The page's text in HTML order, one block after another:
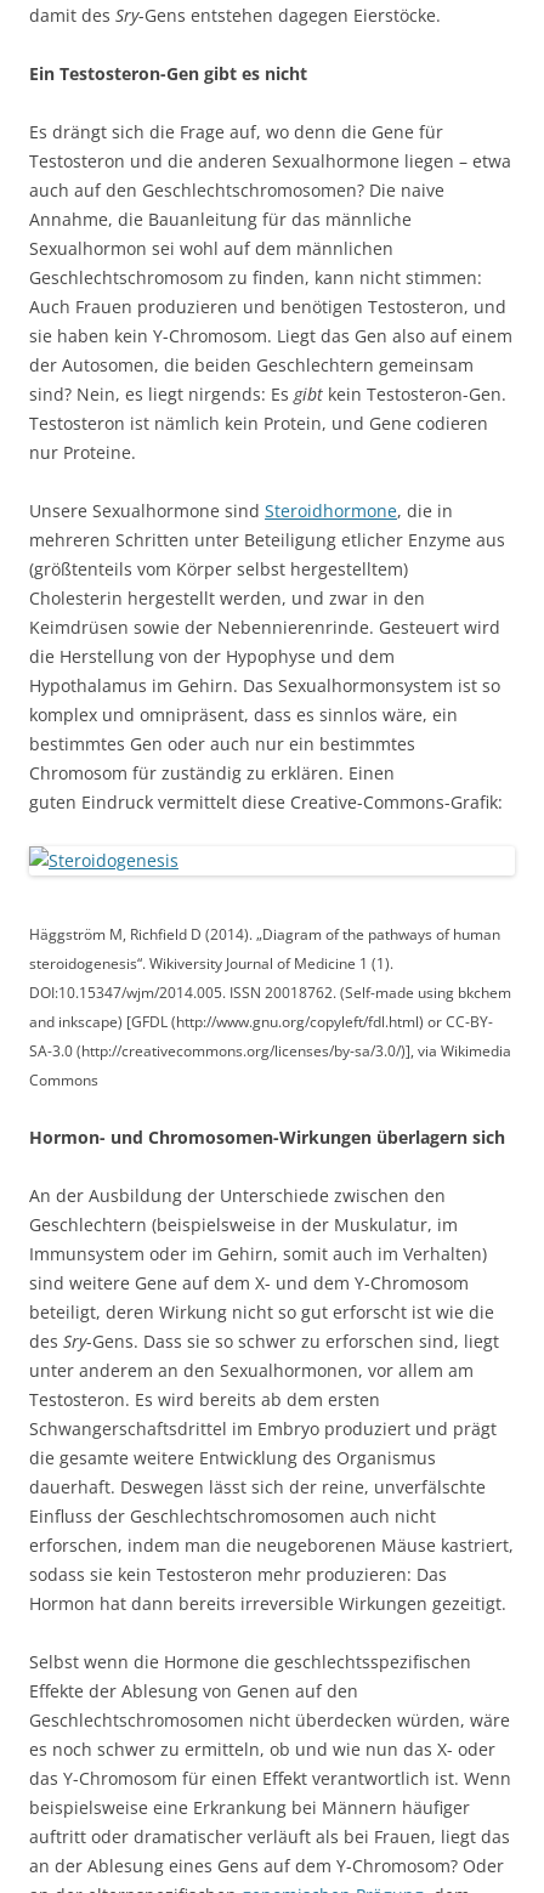
damit des Sry-Gens entstehen dagegen Eierstöcke.
Ein Testosteron-Gen gibt es nicht
Es drängt sich die Frage auf, wo denn die Gene für
Testosteron und die anderen Sexualhormone liegen – etwa
auch auf den Geschlechtschromosomen? Die naive
Annahme, die Bauanleitung für das männliche
Sexualhormon sei wohl auf dem männlichen
Geschlechtschromosom zu finden, kann nicht stimmen:
Auch Frauen produzieren und benötigen Testosteron, und
sie haben kein Y-Chromosom. Liegt das Gen also auf einem
der Autosomen, die beiden Geschlechtern gemeinsam
sind? Nein, es liegt nirgends: Es gibt kein Testosteron-Gen.
Testosteron ist nämlich kein Protein, und Gene codieren
nur Proteine.
Unsere Sexualhormone sind Steroidhormone, die in
mehreren Schritten unter Beteiligung etlicher Enzyme aus
(größtenteils vom Körper selbst hergestelltem)
Cholesterin hergestellt werden, und zwar in den
Keimdrüsen sowie der Nebennierenrinde. Gesteuert wird
die Herstellung von der Hypophyse und dem
Hypothalamus im Gehirn. Das Sexualhormonsystem ist so
komplex und omnipräsent, dass es sinnlos wäre, ein
bestimmtes Gen oder auch nur ein bestimmtes
Chromosom für zuständig zu erklären. Einen
guten Eindruck vermittelt diese Creative-Commons-Grafik:
Häggström M, Richfield D (2014). „Diagram of the pathways of human
steroidogenesis“. Wikiversity Journal of Medicine 1 (1).
DOI:10.15347/wjm/2014.005. ISSN 20018762. (Self-made using bkchem
and inkscape) [GFDL (http://www.gnu.org/copyleft/fdl.html) or CC-BY-
SA-3.0 (http://creativecommons.org/licenses/by-sa/3.0/)], via Wikimedia
Commons
Hormon- und Chromosomen-Wirkungen überlagern sich
An der Ausbildung der Unterschiede zwischen den
Geschlechtern (beispielsweise in der Muskulatur, im
Immunsystem oder im Gehirn, somit auch im Verhalten)
sind weitere Gene auf dem X- und dem Y-Chromosom
beteiligt, deren Wirkung nicht so gut erforscht ist wie die
des Sry-Gens. Dass sie so schwer zu erforschen sind, liegt
unter anderem an den Sexualhormonen, vor allem am
Testosteron. Es wird bereits ab dem ersten
Schwangerschaftsdrittel im Embryo produziert und prägt
die gesamte weitere Entwicklung des Organismus
dauerhaft. Deswegen lässt sich der reine, unverfälschte
Einfluss der Geschlechtschromosomen auch nicht
erforschen, indem man die neugeborenen Mäuse kastriert,
sodass sie kein Testosteron mehr produzieren: Das
Hormon hat dann bereits irreversible Wirkungen gezeitigt.
Selbst wenn die Hormone die geschlechtsspezifischen
Effekte der Ablesung von Genen auf den
Geschlechtschromosomen nicht überdecken würden, wäre
es noch schwer zu ermitteln, ob und wie nun das X- oder
das Y-Chromosom für einen Effekt verantwortlich ist. Wenn
beispielsweise eine Erkrankung bei Männern häufiger
auftritt oder dramatischer verläuft als bei Frauen, liegt das
an der Ablesung eines Gens auf dem Y-Chromosom? Oder